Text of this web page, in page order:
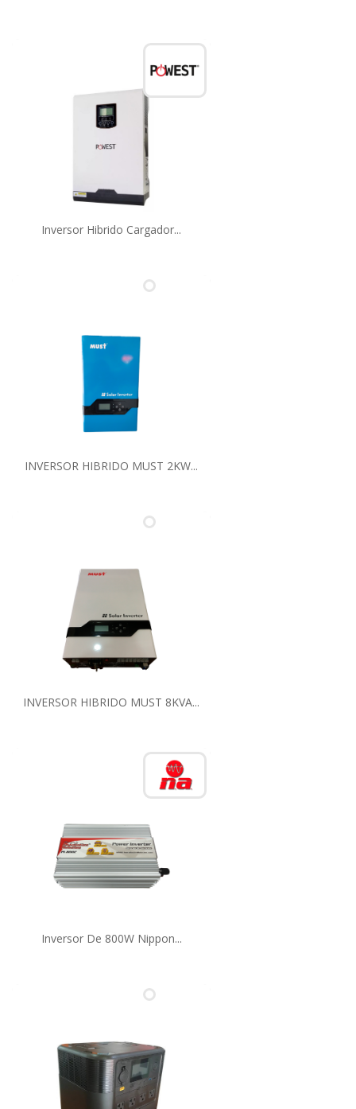
Inversor Hibrido Cargador...
INVERSOR HIBRIDO MUST 2KW...
INVERSOR HIBRIDO MUST 8KVA...
Inversor De 800W Nippon...